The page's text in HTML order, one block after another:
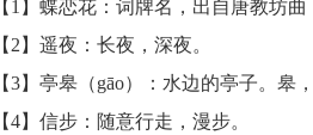
【1】蝶恋花：词牌名，出自唐教坊
【2】遥夜：长夜，深夜。
【3】亭皋（gāo）：水边的亭子。皋
【4】信步：随意行走，漫步。